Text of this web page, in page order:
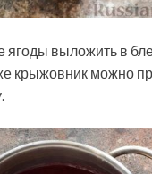
ягоды выложить в
крыжовник можно